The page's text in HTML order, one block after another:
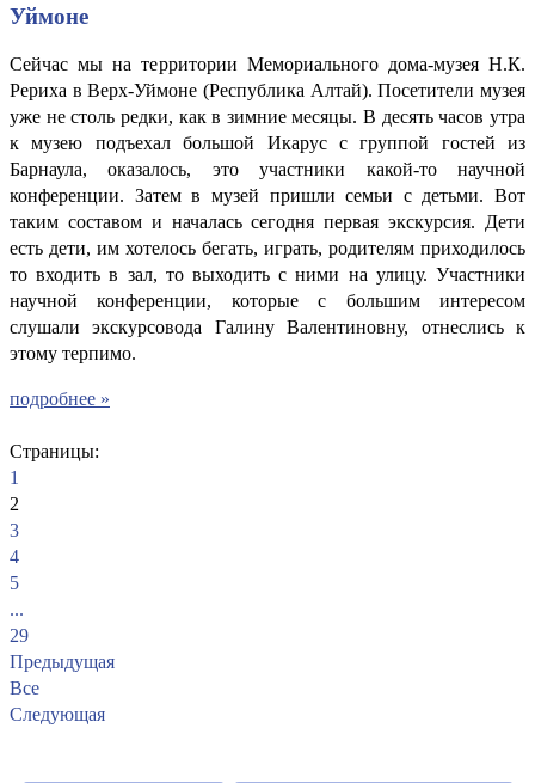
Уймоне
Сейчас мы на территории Мемориального дома-музея Н.К.
Рериха в Верх-Уймоне (Республика Алтай). Посетители музея
уже не столь редки, как в зимние месяцы. В десять часов утра
к музею подъехал большой Икарус с группой гостей из
Барнаула, оказалось, это участники какой-то научной
конференции. Затем в музей пришли семьи с детьми. Вот
таким составом и началась сегодня первая экскурсия. Дети
есть дети, им хотелось бегать, играть, родителям приходилось
то входить в зал, то выходить с ними на улицу. Участники
научной конференции, которые с большим интересом
слушали экскурсовода Галину Валентиновну, отнеслись к
этому терпимо.
подробнее »
Страницы:
1
2
3
4
5
...
29
Предыдущая
Все
Следующая